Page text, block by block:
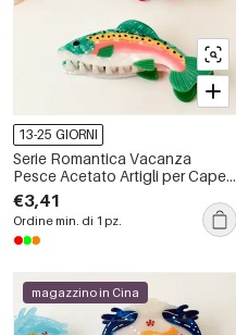
13-25 GIORNI
Serie Romantica Vacanza
Pesce Acetato Artigli per Capelli
da Donna
€3,41
Ordine min. di 1 pz.
magazzino in Cina